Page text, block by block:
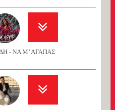
- ΝΑ Μ’ ΑΓΑΠΑΣ